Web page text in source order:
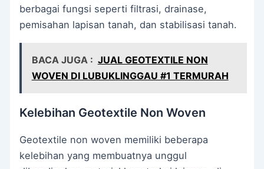
berbagai fungsi seperti filtrasi, drainase,
pemisahan lapisan tanah, dan stabilisasi tanah.
BACA JUGA : JUAL GEOTEXTILE NON
WOVEN DI LUBUKLINGGAU #1 TERMURAH
Kelebihan Geotextile Non Woven
Geotextile non woven memiliki beberapa
kelebihan yang membuatnya unggul